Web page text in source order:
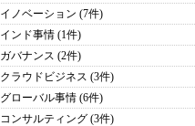
イノベーション (7件)
インド事情 (1件)
ガバナンス (2件)
クラウドビジネス (3件)
グローバル事情 (6件)
コンサルティング (3件)